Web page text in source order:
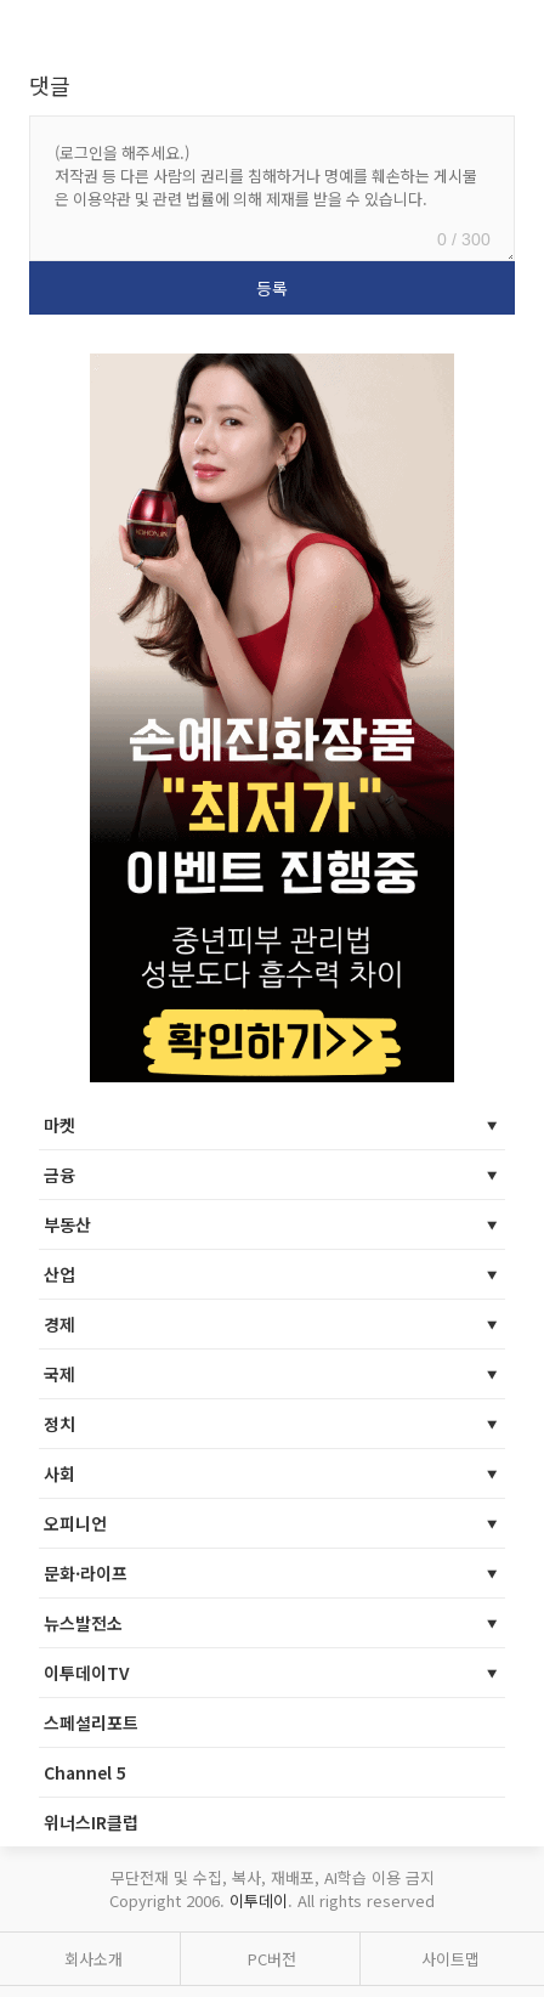
댓글
0 / 300
마켓
금융
부동산
산업
경제
국제
정치
사회
오피니언
문화·라이프
뉴스발전소
이투데이TV
스페셜리포트
Channel 5
위너스IR클럽
무단전재 및 수집, 복사, 재배포, AI학습 이용 금지
Copyright 2006. 이투데이. All rights reserved
회사소개 PC버전 사이트맵